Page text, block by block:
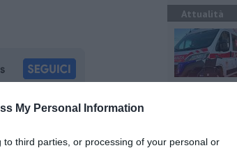
My Personal Information
third parties, or processing of your personal or
Attualità